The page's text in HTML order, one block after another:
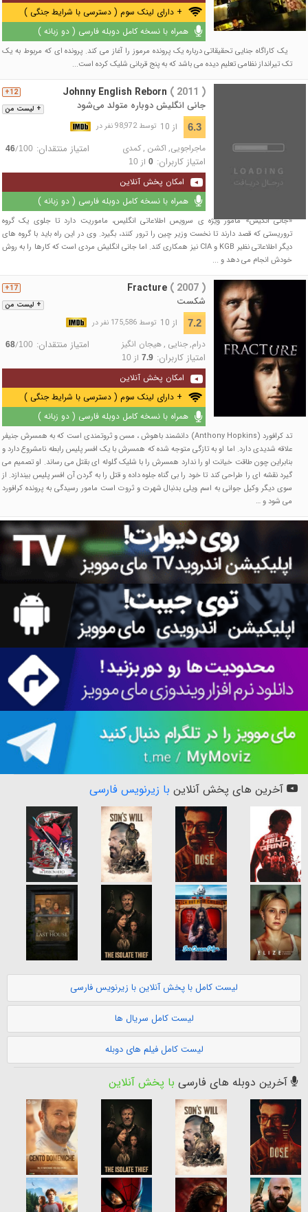
+ دارای لینک سوم ( دسترسی با شرایط جنگی )
همراه با نسخه کامل دوبله فارسی ( دو زبانه )
یک کاراگاه جنایی تحقیقاتی درباره یک پرونده مرموز را آغاز می کند. پرونده ای که مربوط به یک
تک تیرانداز نظامی تعلیم دیده می باشد که به پنج قربانی شلیک کرده است...
+ لیست من
12+ Johnny English Reborn ( 2011 )
جانی انگلیش دوباره متولد می‌شود
6.3 از 10 توسط 98,972 نفر در
ماجراجویی, اکشن , کمدی امتیاز منتقدان: 46/100
امتیاز کاربران: 0از 10
امکان پخش آنلاین
همراه با نسخه کامل دوبله فارسی ( دو زبانه )
«جانی انگیش» مامور ویژه ی سرویس اطلاعاتی انگلیس، ماموریت دارد تا جلوی یک گروه
تروریستی که قصد دارند تا نخست وزیر چین را ترور کنند، بگیرد. وی در این راه باید با گروه های
دیگر اطلاعاتی نظیر KGB و CIA نیز همکاری کند. اما جانی انگلیش مردی است که کارها را به روش
خودش انجام می دهد و ...
+ لیست من
17+ Fracture ( 2007 )
شکست
7.2 از 10 توسط 175,586 نفر در
درام,جنایی ,هیجان انگیز امتیاز منتقدان: 68/100
امتیاز کاربران: 7.9از 10
امکان پخش آنلاین
+ دارای لینک سوم ( دسترسی با شرایط جنگی )
همراه با نسخه کامل دوبله فارسی ( دو زبانه )
تد کرافورد (Anthony Hopkins) دانشمند باهوش ، مسن و ثروتمندی است که به همسرش جنیفر
علاقه شدیدی دارد. اما او به تازگی متوجه شده که همسرش با یک افسر پلیس رابطه نامشروع دارد و
بنابراین چون طاقت خیانت او را ندارد همسرش را با شلیک گلوله ای بقتل می رساند. او تصمیم می
گیرد نقشه ای را طراحی کند تا خود را بی گناه جلوه داده و قتل را به گردن آن افسر پلیس بیندازد. از
سوی دیگر وکیل جوانی به اسم ویلی بدنبال شهرت و ثروت است مامور رسیدگی به پرونده کرافورد
می شود و …
آخرین های پخش آنلاین با زیرنویس فارسی
لیست کامل با پخش آنلاین با زیرنویس فارسی
لیست کامل سریال ها
لیست کامل فیلم های دوبله
آخرین دوبله های فارسی با پخش آنلاین